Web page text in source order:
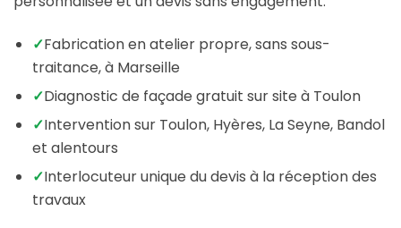
✓Fabrication en atelier propre, sans sous-
traitance, à Marseille
✓Diagnostic de façade gratuit sur site à Toulon
✓Intervention sur Toulon, Hyères, La Seyne, Bandol
et alentours
✓Interlocuteur unique du devis à la réception des
travaux